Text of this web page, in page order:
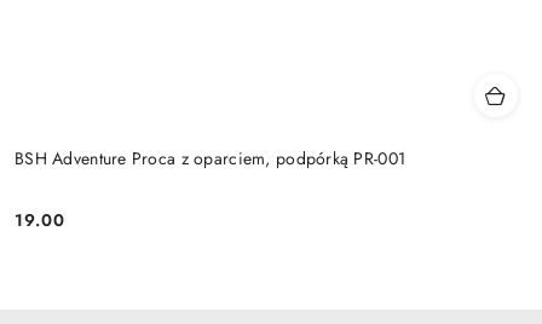
BSH Adventure Proca z oparciem, podpórką PR-001
Cena:
19.00